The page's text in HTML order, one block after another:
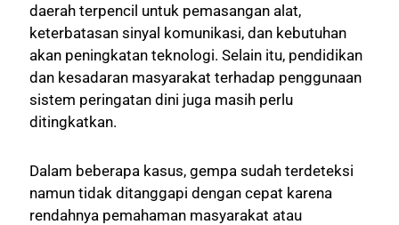
daerah terpencil untuk pemasangan alat,
keterbatasan sinyal komunikasi, dan kebutuhan
akan peningkatan teknologi. Selain itu, pendidikan
dan kesadaran masyarakat terhadap penggunaan
sistem peringatan dini juga masih perlu
ditingkatkan.
Dalam beberapa kasus, gempa sudah terdeteksi
namun tidak ditanggapi dengan cepat karena
rendahnya pemahaman masyarakat atau